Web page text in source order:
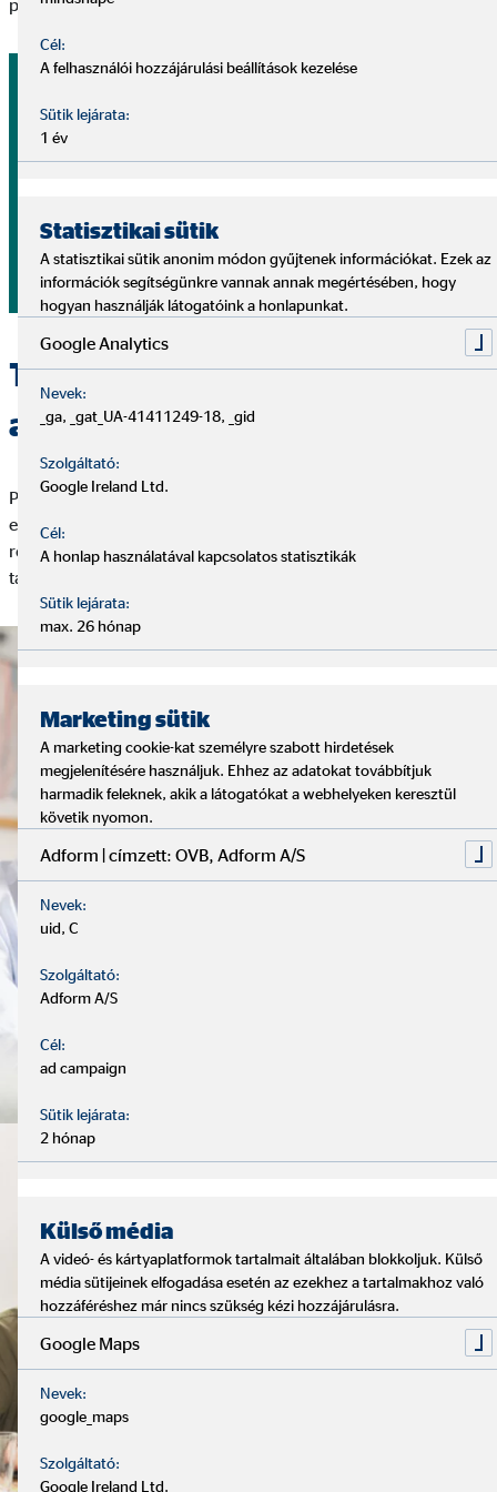
pénzügyi stabilitás elérésében.
Személyre szabott pénzügyi
tanácsadásra van szüksége?
Tanácsadó keresése
Tanácsadásunk rendszeren
alapul
Pénzügyi tanácsadásunk három alapvető elemből áll: az
elemzési, a tanácsadási és a szervíz beszélgetésből. Ezzel a
régóta bevált rendszerrel garantáljuk, hogy minden pénzügyi
tanácsadónktól magas színvonalú tanácsadást kaphat.
Cél:
A felhasználói hozzájárulási beállítások kezelése
Sütik lejárata:
1 év
Statisztikai sütik
A statisztikai sütik anonim módon gyűjtenek információkat. Ezek az
információk segítségünkre vannak annak megértésében, hogy
hogyan használják látogatóink a honlapunkat.
Google Analytics
Nevek:
_ga, _gat_UA-41411249-18, _gid
Szolgáltató:
Google Ireland Ltd.
Cél:
A honlap használatával kapcsolatos statisztikák
Sütik lejárata:
max. 26 hónap
Marketing sütik
A marketing cookie-kat személyre szabott hirdetések
megjelenítésére használjuk. Ehhez az adatokat továbbítjuk
harmadik feleknek, akik a látogatókat a webhelyeken keresztül
követik nyomon.
Adform | címzett: OVB, Adform A/S
Nevek:
uid, C
Szolgáltató:
Adform A/S
Cél:
ad campaign
Sütik lejárata:
2 hónap
Külső média
A videó- és kártyaplatformok tartalmait általában blokkoljuk. Külső
média sütijeinek elfogadása esetén az ezekhez a tartalmakhoz való
hozzáféréshez már nincs szükség kézi hozzájárulásra.
Google Maps
Nevek:
google_maps
Szolgáltató:
Google Ireland Ltd.